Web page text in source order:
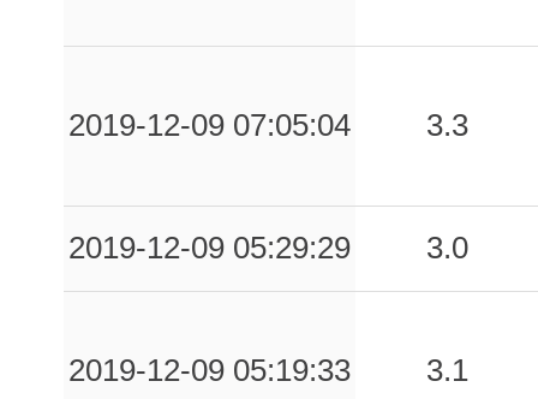
2019-12-09 07:05:04 3.3
2019-12-09 05:29:29 3.0
2019-12-09 05:19:33 3.1